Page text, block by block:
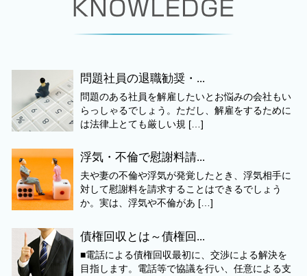
問題社員の退職勧奨・...
問題のある社員を解雇したいとお悩みの会社もい
らっしゃるでしょう。ただし、解雇をするために
は法律上とても厳しい規 […]
浮気・不倫で慰謝料請...
夫や妻の不倫や浮気が発覚したとき、浮気相手に
対して慰謝料を請求することはできるでしょう
か。実は、浮気や不倫があ […]
債権回収とは～債権回...
■電話による債権回収最初に、交渉による解決を
目指します。電話等で協議を行い、任意による支